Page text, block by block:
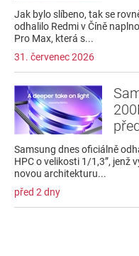
Jak bylo slíbeno, tak se
odhalilo Redmi v Číně
Pro Max, která s...
31. červenec 2026
Samsung dnes oficiálně
HPC o velikosti 1/1,3”, jenž
novou architekturu...
před 2 dny